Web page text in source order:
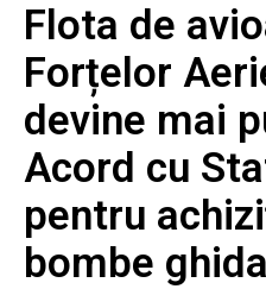
Flota de
Forțelor
devine mai
Acord cu
pentru
bombe